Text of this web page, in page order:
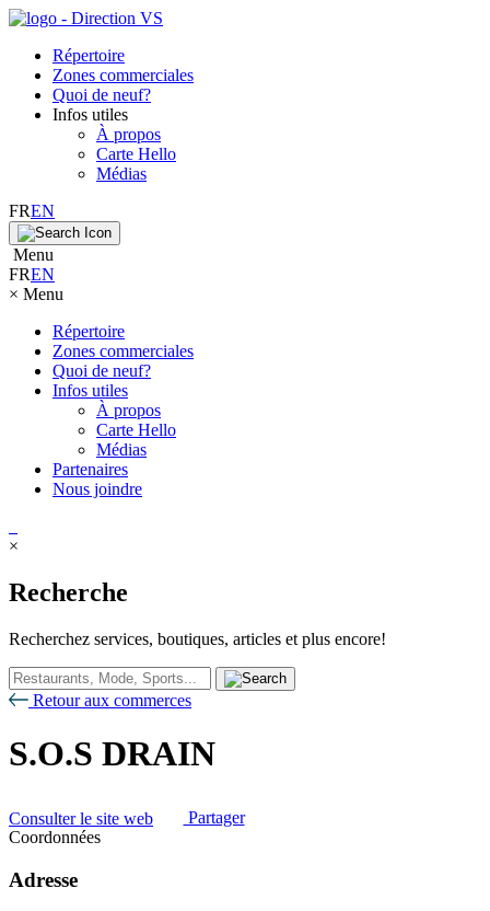
Répertoire
Zones commerciales
Quoi de neuf?
Infos utiles
À propos
Carte Hello
Médias
FREN
Menu
FREN
× Menu
Répertoire
Zones commerciales
Quoi de neuf?
Infos utiles
À propos
Carte Hello
Médias
Partenaires
Nous joindre
×
Recherche
Recherchez services, boutiques, articles et plus encore!
Retour aux commerces
S.O.S DRAIN
Consulter le site web
Partager
Coordonnées
Adresse